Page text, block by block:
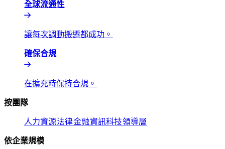
全球流通性​​
讓每次調動搬遷都成功。​​
確保合規​​
在擴充時保持合規。​​
按團隊​​
人力資源​​法律​​金融​​資訊科技​​領導層​​
依企業規模​​